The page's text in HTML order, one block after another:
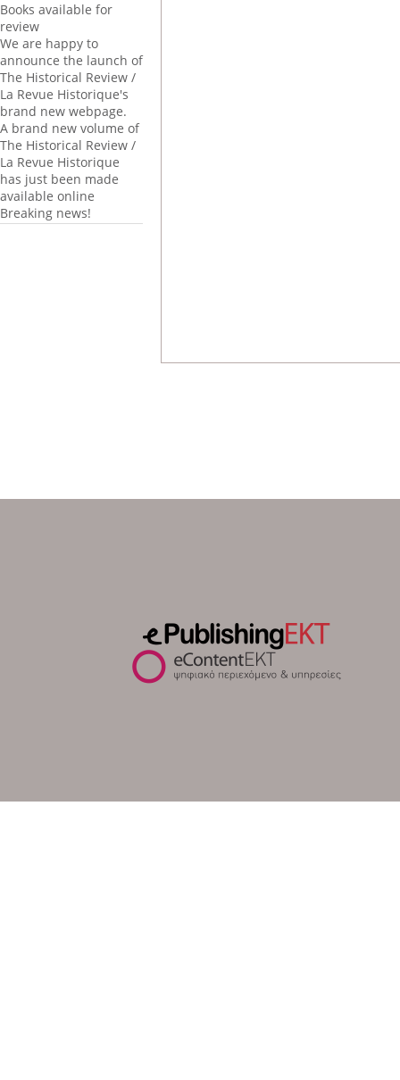
Books available for
review
We are happy to
announce the launch of
The Historical Review /
La Revue Historique's
brand new webpage.
A brand new volume of
The Historical Review /
La Revue Historique
has just been made
available online
Breaking news!